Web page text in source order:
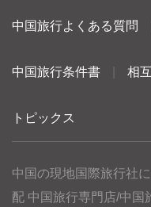
中国旅行よくある質問
中国旅行条件書 相
トピックス
中国の現地国際旅行社
配 中国旅行専門店/中国